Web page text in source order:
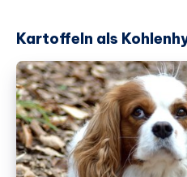
Kartoffeln als